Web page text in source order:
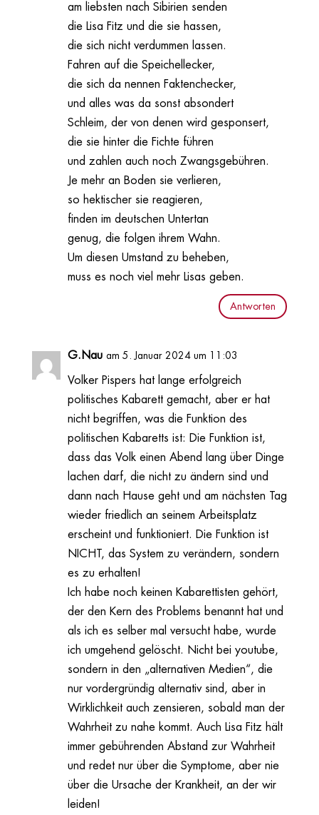
am liebsten nach Sibirien senden
die Lisa Fitz und die sie hassen,
die sich nicht verdummen lassen.
Fahren auf die Speichellecker,
die sich da nennen Faktenchecker,
und alles was da sonst absondert
Schleim, der von denen wird gesponsert,
die sie hinter die Fichte führen
und zahlen auch noch Zwangsgebühren.
Je mehr an Boden sie verlieren,
so hektischer sie reagieren,
finden im deutschen Untertan
genug, die folgen ihrem Wahn.
Um diesen Umstand zu beheben,
muss es noch viel mehr Lisas geben.
Antworten
G.Nau am 5. Januar 2024 um 11:03
Volker Pispers hat lange erfolgreich
politisches Kabarett gemacht, aber er hat
nicht begriffen, was die Funktion des
politischen Kabaretts ist: Die Funktion ist,
dass das Volk einen Abend lang über Dinge
lachen darf, die nicht zu ändern sind und
dann nach Hause geht und am nächsten Tag
wieder friedlich an seinem Arbeitsplatz
erscheint und funktioniert. Die Funktion ist
NICHT, das System zu verändern, sondern
es zu erhalten!
Ich habe noch keinen Kabarettisten gehört,
der den Kern des Problems benannt hat und
als ich es selber mal versucht habe, wurde
ich umgehend gelöscht. Nicht bei youtube,
sondern in den „alternativen Medien“, die
nur vordergründig alternativ sind, aber in
Wirklichkeit auch zensieren, sobald man der
Wahrheit zu nahe kommt. Auch Lisa Fitz hält
immer gebührenden Abstand zur Wahrheit
und redet nur über die Symptome, aber nie
über die Ursache der Krankheit, an der wir
leiden!